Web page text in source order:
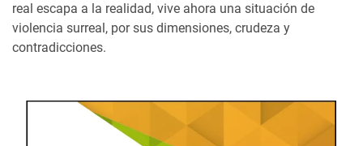
real escapa a la realidad, vive ahora una situación de
violencia surreal, por sus dimensiones, crudeza y
contradicciones.